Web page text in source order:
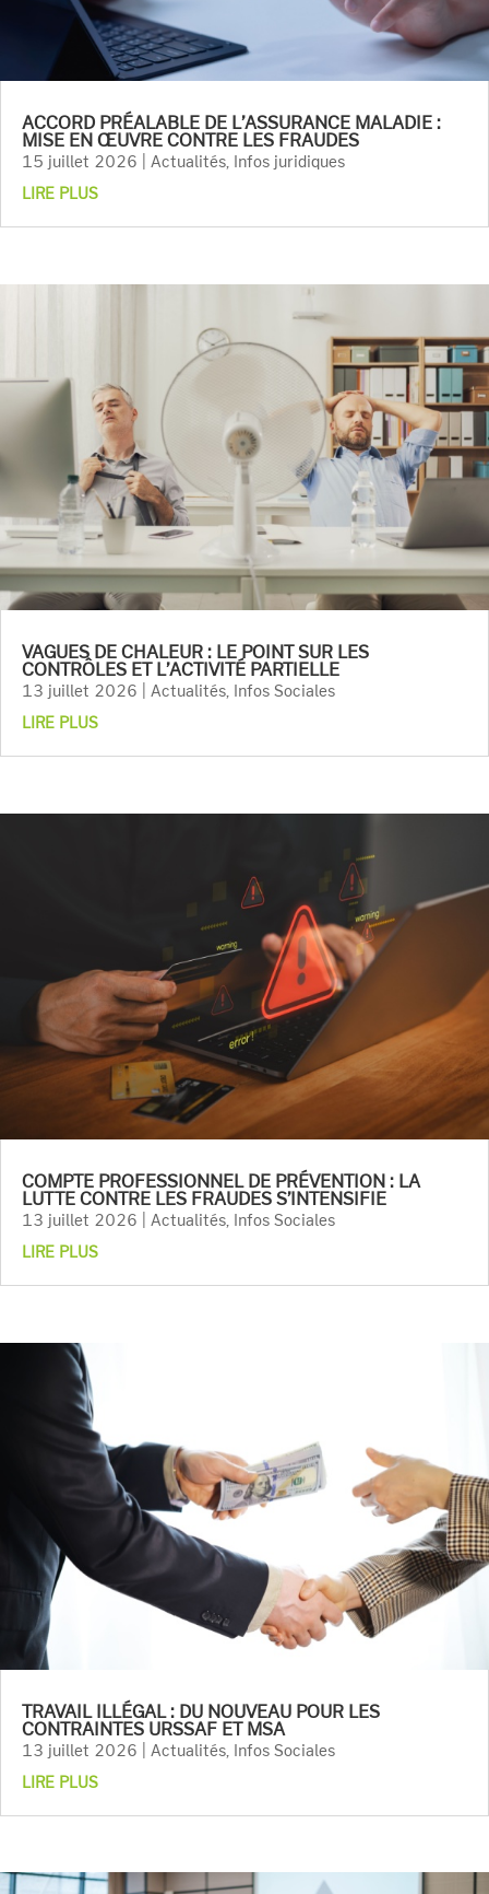
ACCORD PRÉALABLE DE L’ASSURANCE MALADIE :
MISE EN ŒUVRE CONTRE LES FRAUDES
15 juillet 2026 Actualités
Infos juridiques
LIRE PLUS
VAGUES DE CHALEUR : LE POINT SUR LES
CONTRÔLES ET L’ACTIVITÉ PARTIELLE
13 juillet 2026 Actualités
Infos Sociales
LIRE PLUS
COMPTE PROFESSIONNEL DE PRÉVENTION : LA
LUTTE CONTRE LES FRAUDES S’INTENSIFIE
13 juillet 2026 Actualités
Infos Sociales
LIRE PLUS
TRAVAIL ILLÉGAL : DU NOUVEAU POUR LES
CONTRAINTES URSSAF ET MSA
13 juillet 2026 Actualités Infos Sociales
LIRE PLUS